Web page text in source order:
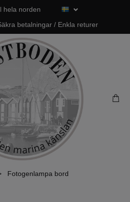
hela norden
betalningar / Enkla returer
Fotogenlampa bord